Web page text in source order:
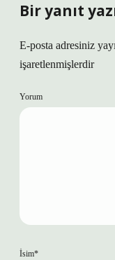
Bir yanıt
E-posta adresiniz
işaretlenmişlerdir
Yorum
İsim*